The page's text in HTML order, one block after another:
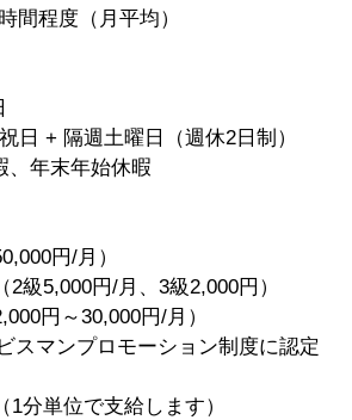
間程度（月平均）
日 + 隔週土曜日（週休2日制）
、年末年始休暇
円/月）
2級5,000円/月、3級2,000円）
円～30,000円/月）
マンプロモーション制度に認定
1分単位で支給します）